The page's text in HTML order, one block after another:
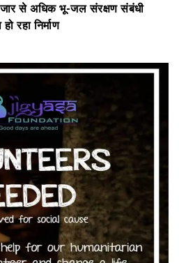
से अधिक भू-जल संरक्षण संबंधी
रहा निर्माण